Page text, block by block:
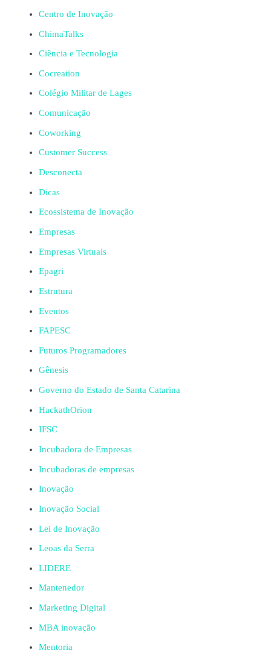
Centro de Inovação
ChimaTalks
Ciência e Tecnologia
Cocreation
Colégio Militar de Lages
Comunicação
Coworking
Customer Success
Desconecta
Dicas
Ecossistema de Inovação
Empresas
Empresas Virtuais
Epagri
Estrutura
Eventos
FAPESC
Futuros Programadores
Gênesis
Governo do Estado de Santa Catarina
HackathOrion
IFSC
Incubadora de Empresas
Incubadoras de empresas
Inovação
Inovação Social
Lei de Inovação
Leoas da Serra
LIDERE
Mantenedor
Marketing Digital
MBA inovação
Mentoria